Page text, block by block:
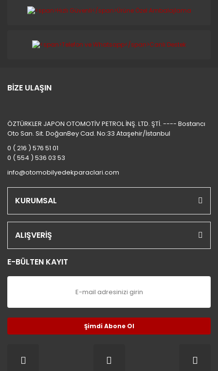
BİZE ULAŞIN
ÖZTÜRKLER JAPON OTOMOTİV PETROL İNŞ. LTD. ŞTİ. ---- Bostancı
Oto San. Sit. DoğanBey Cad. No:33 Ataşehir/İstanbul
0 ( 216 ) 576 51 01
0 ( 554 ) 536 03 53
info@otomobilyedekparaclari.com
KURUMSAL
ALIŞVERİŞ
E-BÜLTEN KAYIT
Şimdi Abone Ol